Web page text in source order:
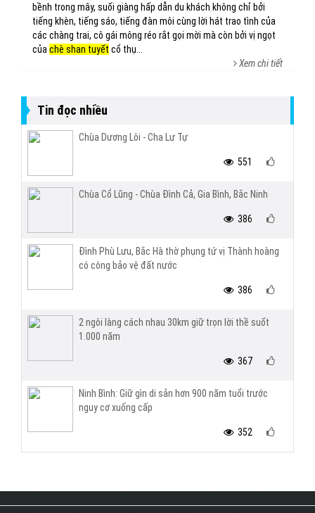
bềnh trong mây, suối giàng hấp dẫn du khách không chỉ bởi
tiếng khèn, tiếng sáo, tiếng đàn môi cùng lời hát trao tình của
các chàng trai, cô gái mông réo rắt gọi mời mà còn bởi vị ngọt
củachè shan tuyết cổ thụ...
Xem chi tiết
Tin đọc nhiều
Chùa Dương Lôi - Cha Lư Tự
551
Chùa Cổ Lũng - Chùa Đình Cả, Gia Bình, Bắc Ninh
386
Đình Phù Lưu, Bắc Hà thờ phụng tứ vị Thành hoàng
có công bảo vệ đất nước
386
2 ngôi làng cách nhau 30km giữ trọn lời thề suốt
1.000 năm
367
Ninh Bình: Giữ gìn di sản hơn 900 năm tuổi trước
nguy cơ xuống cấp
352